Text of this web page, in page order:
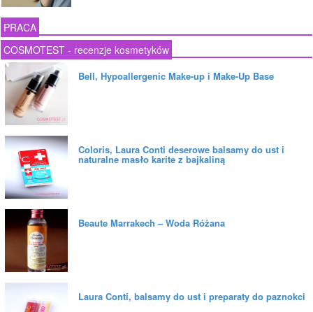
PRACA
COSMOTEST - recenzje kosmetyków
Bell, Hypoallergenic Make-up i Make-Up Base
Coloris, Laura Conti deserowe balsamy do ust i
naturalne masło karite z bajkaliną
Beaute Marrakech – Woda Różana
Laura Conti, balsamy do ust i preparaty do paznokci